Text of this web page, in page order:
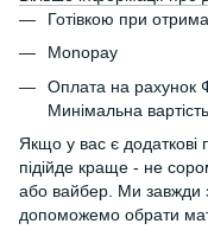
Готівкою при
Monopay
Оплата на рахунок
Минімальна
Якщо у вас є
підійде краще - не
або вайбер. Ми завжди
допоможемо обрати